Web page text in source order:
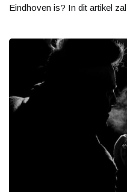
Eindhoven is? In dit artikel